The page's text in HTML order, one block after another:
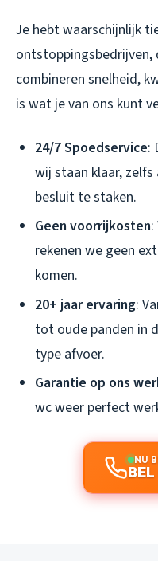
Je hebt waarschijnlijk
ontstoppingsbedrijven,
combineren snelheid,
is wat je van ons kunt
24/7 Spoedservice:
wij staan klaar, zelfs
besluit te staken.
Geen voorrijkosten:
rekenen we geen
komen.
20+ jaar ervaring:
tot oude panden in
type afvoer.
Garantie op ons
wc weer perfect
NU